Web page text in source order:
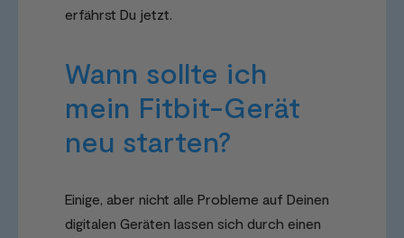
erfährst Du jetzt.
Wann sollte ich
mein Fitbit-Gerät
neu starten?
Einige, aber nicht alle Probleme auf Deinen
digitalen Geräten lassen sich durch einen